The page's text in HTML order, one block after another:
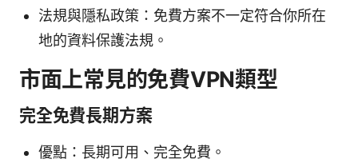
法規與隱私政策：免費方案不一定符合你所在
地的資料保護法規。
市面上常見的免費VPN類型
完全免費長期方案
優點：長期可用、完全免費。